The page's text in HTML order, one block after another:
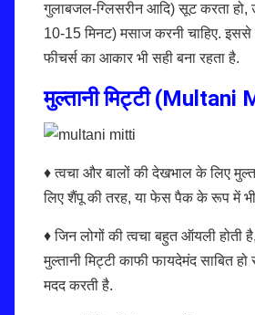
गुलाबजल-ग्लिसरीन आदि) सूट करता
10-15 मिनट) मसाज करनी चाहिए. इससे
फीचर्स का आकार भी सही बना रहता है.
मुल्तानी मिट्टी
♦ त्वचा और बालों की देखभाल के लिए
लिए शैंपू की तरह, या फेस पैक के रूप में
♦ जिन लोगों की त्वचा बहुत ऑयली
मुल्तानी मिट्टी काफी फायदेमंद साबित
मदद करती है.